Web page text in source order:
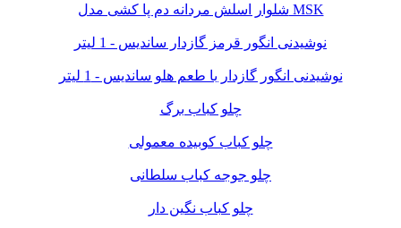
شلوار اسلش مردانه دم پا کشی مدل MSK
نوشیدنی انگور قرمز گازدار ساندیس - 1 لیتر
نوشیدنی انگور گازدار با طعم هلو ساندیس - 1 لیتر
چلو کباب برگ
چلو کباب کوبیده معمولی
چلو جوجه کباب سلطانی
چلو کباب نگین دار